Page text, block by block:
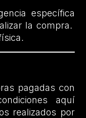
específica
la compra.
pagadas con
aquí
realizados por